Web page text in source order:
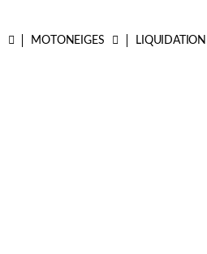
MOTONEIGES LIQUIDATION